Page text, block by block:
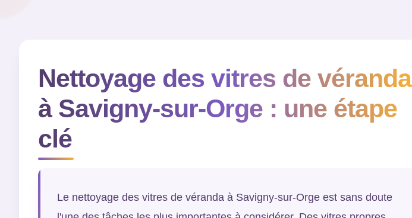
Nettoyage des vitres de véranda
à Savigny-sur-Orge : une étape
clé
Le nettoyage des vitres de véranda à Savigny-sur-Orge est sans doute